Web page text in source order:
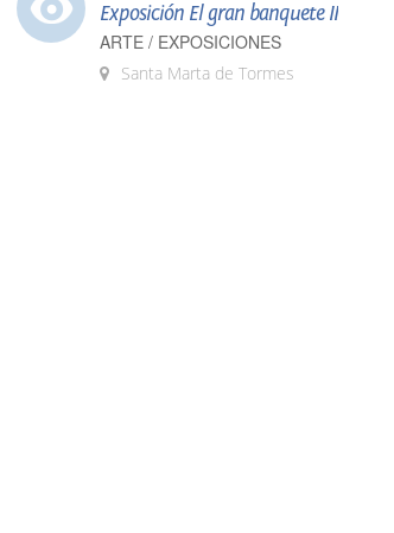
Exposición El gran banquete II
ARTE / EXPOSICIONES
Santa Marta de Tormes